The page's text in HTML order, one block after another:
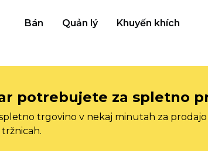
Bán Quản lý Khuyến khích
potrebujete za spletno
trgovino v nekaj minutah za